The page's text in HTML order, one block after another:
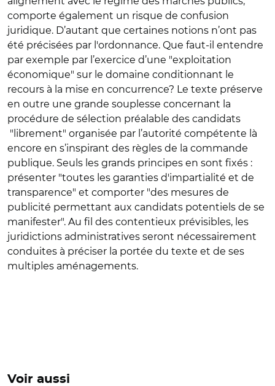
comporte également un risque de confusion
juridique. D’autant que certaines notions n’ont pas
été précisées par l'ordonnance. Que faut-il entendre
par exemple par l’exercice d’une "exploitation
économique" sur le domaine conditionnant le
recours à la mise en concurrence? Le texte préserve
en outre une grande souplesse concernant la
procédure de sélection préalable des candidats
"librement" organisée par l’autorité compétente là
encore en s’inspirant des règles de la commande
publique. Seuls les grands principes en sont fixés :
présenter "toutes les garanties d'impartialité et de
transparence" et comporter "des mesures de
publicité permettant aux candidats potentiels de se
manifester". Au fil des contentieux prévisibles, les
juridictions administratives seront nécessairement
conduites à préciser la portée du texte et de ses
multiples aménagements.
Voir aussi